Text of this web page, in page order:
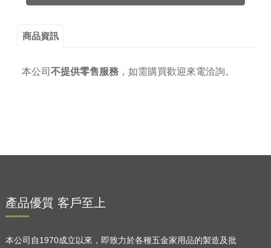
商品資訊
本公司 不提供零售服務， 如需購買歡迎來電洽詢。
產品優質 客戶至上
本公司自1970成立以來，即致力於各種五金家用品的製造及批